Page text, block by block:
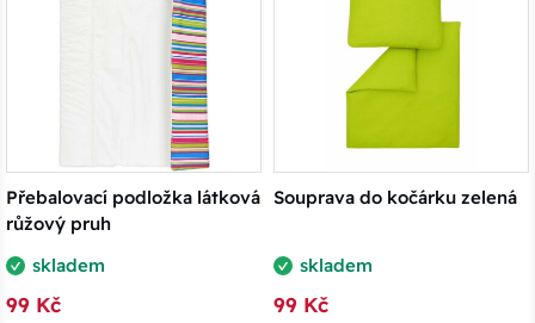
Přebalovací podložka látková
růžový pruh
skladem
99 Kč
Souprava do kočárku zelená
skladem
99 Kč